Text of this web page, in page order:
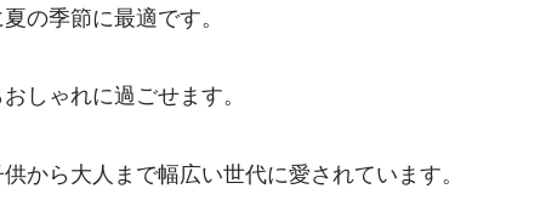
の季節に最適です。
しゃれに過ごせます。
から大人まで幅広い世代に愛されています。